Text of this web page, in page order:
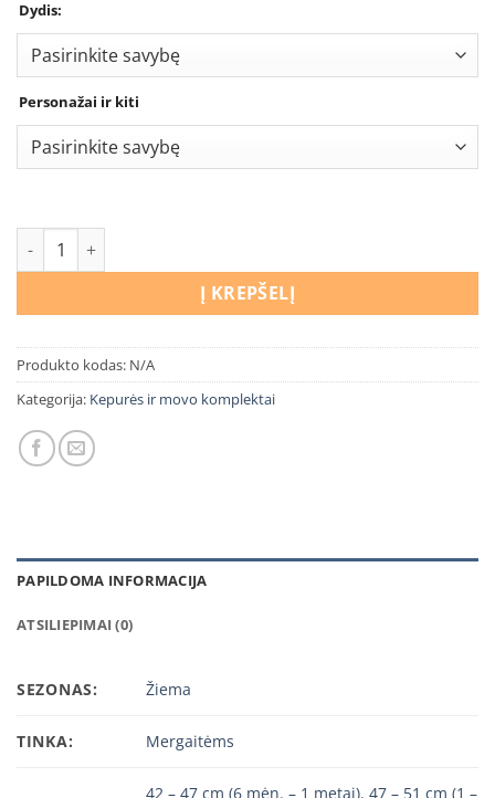
Dydis:
Personažai ir kiti
produkto kiekis: Kepurės ir movo komplektas "Mikimauzų
Į KREPŠELĮ
Produkto kodas: N/A
Kategorija: Kepurės ir movo komplektai
PAPILDOMA INFORMACIJA
ATSILIEPIMAI (0)
SEZONAS: Žiema
TINKA: Mergaitėms
42 – 47 cm (6 mėn. – 1 metai),47 – 51 cm (1 –